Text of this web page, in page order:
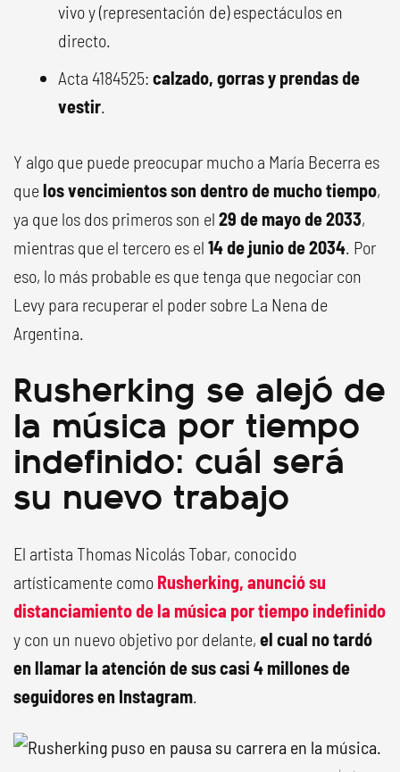
vivo y (representación de) espectáculos en
directo.
Acta 4184525: calzado, gorras y prendas de
vestir.
Y algo que puede preocupar mucho a María Becerra es
quelos vencimientos son dentro de mucho tiempo,
ya que los dos primeros son el 29 de mayo de 2033,
mientras que el tercero es el 14 de junio de 2034. Por
eso, lo más probable es que tenga que negociar con
Levy para recuperar el poder sobre La Nena de
Argentina.
Rusherking se alejó de
la música por tiempo
indefinido: cuál será
su nuevo trabajo
El artista Thomas Nicolás Tobar, conocido
artísticamente como Rusherking, anunció su
distanciamiento de la música por tiempo indefinido
y con un nuevo objetivo por delante, el cual no tardó
en llamar la atención de sus casi 4 millones de
seguidores en Instagram.